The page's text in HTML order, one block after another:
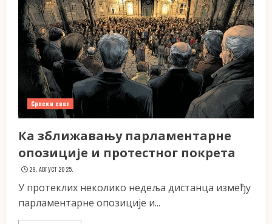
Српски свет
Ка зближавању парламентарне
опозиције и протестног покрета
29. АВГУСТ 2025.
У протеклих неколико недеља дистанца између
парламентарне опозиције и...